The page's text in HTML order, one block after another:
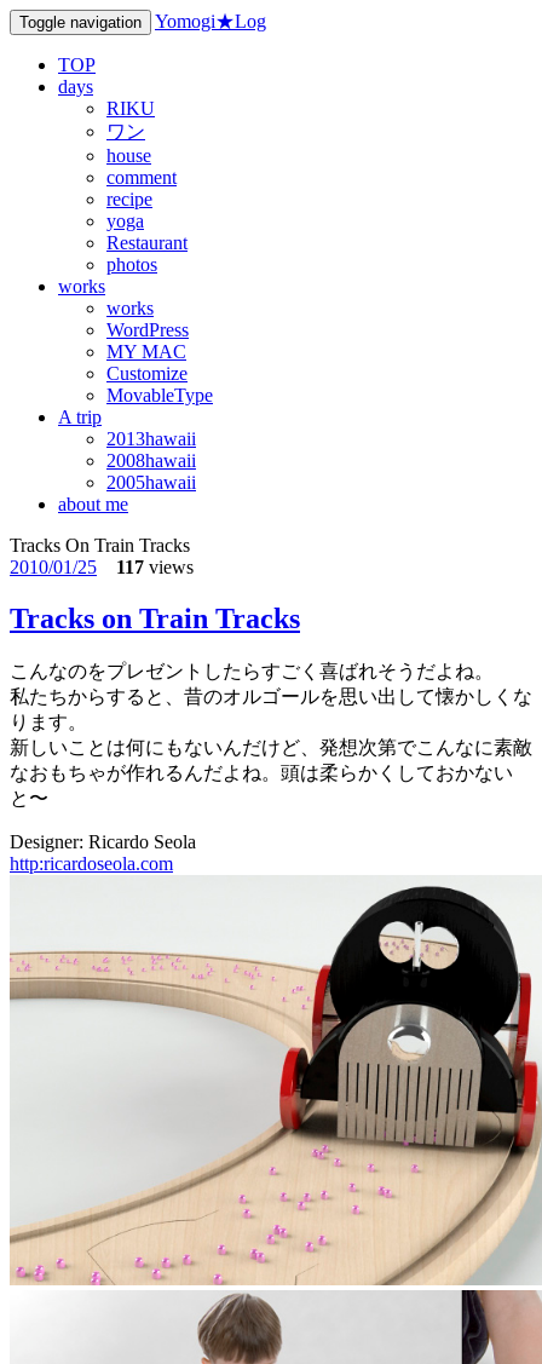
Toggle navigation Yomogi★Log
TOP
days
RIKU
ワン
house
comment
recipe
yoga
Restaurant
photos
works
works
WordPress
MY MAC
Customize
MovableType
A trip
2013hawaii
2008hawaii
2005hawaii
about me
Tracks On Train Tracks
2010/01/25
117 views
Tracks on Train Tracks
こんなのをプレゼントしたらすごく喜ばれそうだよね。
私たちからすると、昔のオルゴールを思い出して懐かしくな
ります。
新しいことは何にもないんだけど、発想次第でこんなに素敵
なおもちゃが作れるんだよね。頭は柔らかくしておかない
と〜
Designer: Ricardo Seola
http:ricardoseola.com